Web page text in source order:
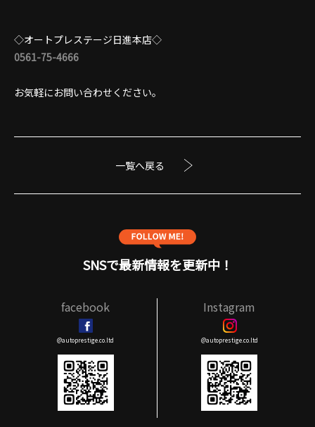
◇オートプレステージ日進本店◇
0561-75-4666
お気軽にお問い合わせください。
一覧へ戻る
SNSで最新情報を更新中！
facebook
@autoprestige.co.ltd
Instagram
@autoprestige.co.ltd